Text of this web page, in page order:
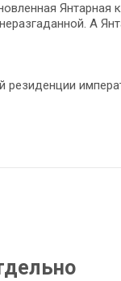
Янтарная
А